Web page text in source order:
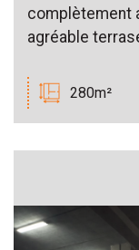
complètement
agréable
280m²